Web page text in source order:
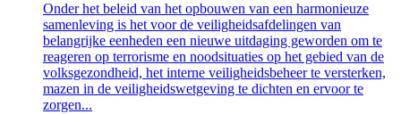
Onder het beleid van het opbouwen van een harmonieuze
samenleving is het voor de veiligheidsafdelingen van
belangrijke eenheden een nieuwe uitdaging geworden om te
reageren op terrorisme en noodsituaties op het gebied van de
volksgezondheid, het interne veiligheidsbeheer te versterken,
mazen in de veiligheidswetgeving te dichten en ervoor te
zorgen...